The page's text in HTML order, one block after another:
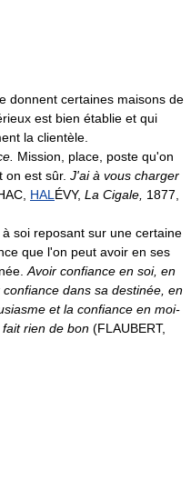
donnent certaines maisons de
est bien établie et qui
la clientèle.
Mission, place, poste qu'on
on est sûr. J'ai à vous charger
HALÉVY, La Cigale, 1877,
soi reposant sur une certaine
que l'on peut avoir en ses
Avoir confiance en soi, en
dans sa destinée, en
et la confiance en moi-
rien de bon (FLAUBERT,